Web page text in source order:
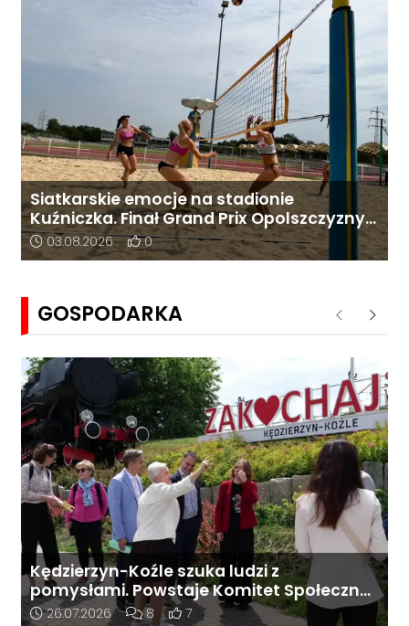
Siatkarskie emocje na stadionie
Kuźniczka. Finał Grand Prix Opolszczyzny
w Kędzierzynie-Koźlu
Data dodania artykułu:
03.08.2026 Liczba pozytywnych reakcji użytkowników do
0
GOSPODARKA Poprzednie
Kędzierzyn-Koźle szuka ludzi z
pomysłami. Powstaje Komitet Społeczny
„ReGeneracji”
Data dodania artykułu:
26.07.2026 Liczba komentarzy artykułu:
8 Liczba pozytywnych reakcji
7